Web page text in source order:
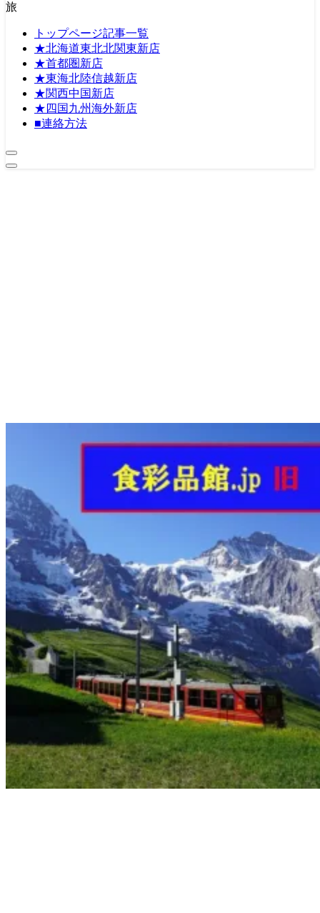
旅
トップページ記事一覧
★北海道東北北関東新店
★首都圏新店
★東海北陸信越新店
★関西中国新店
★四国九州海外新店
■連絡方法